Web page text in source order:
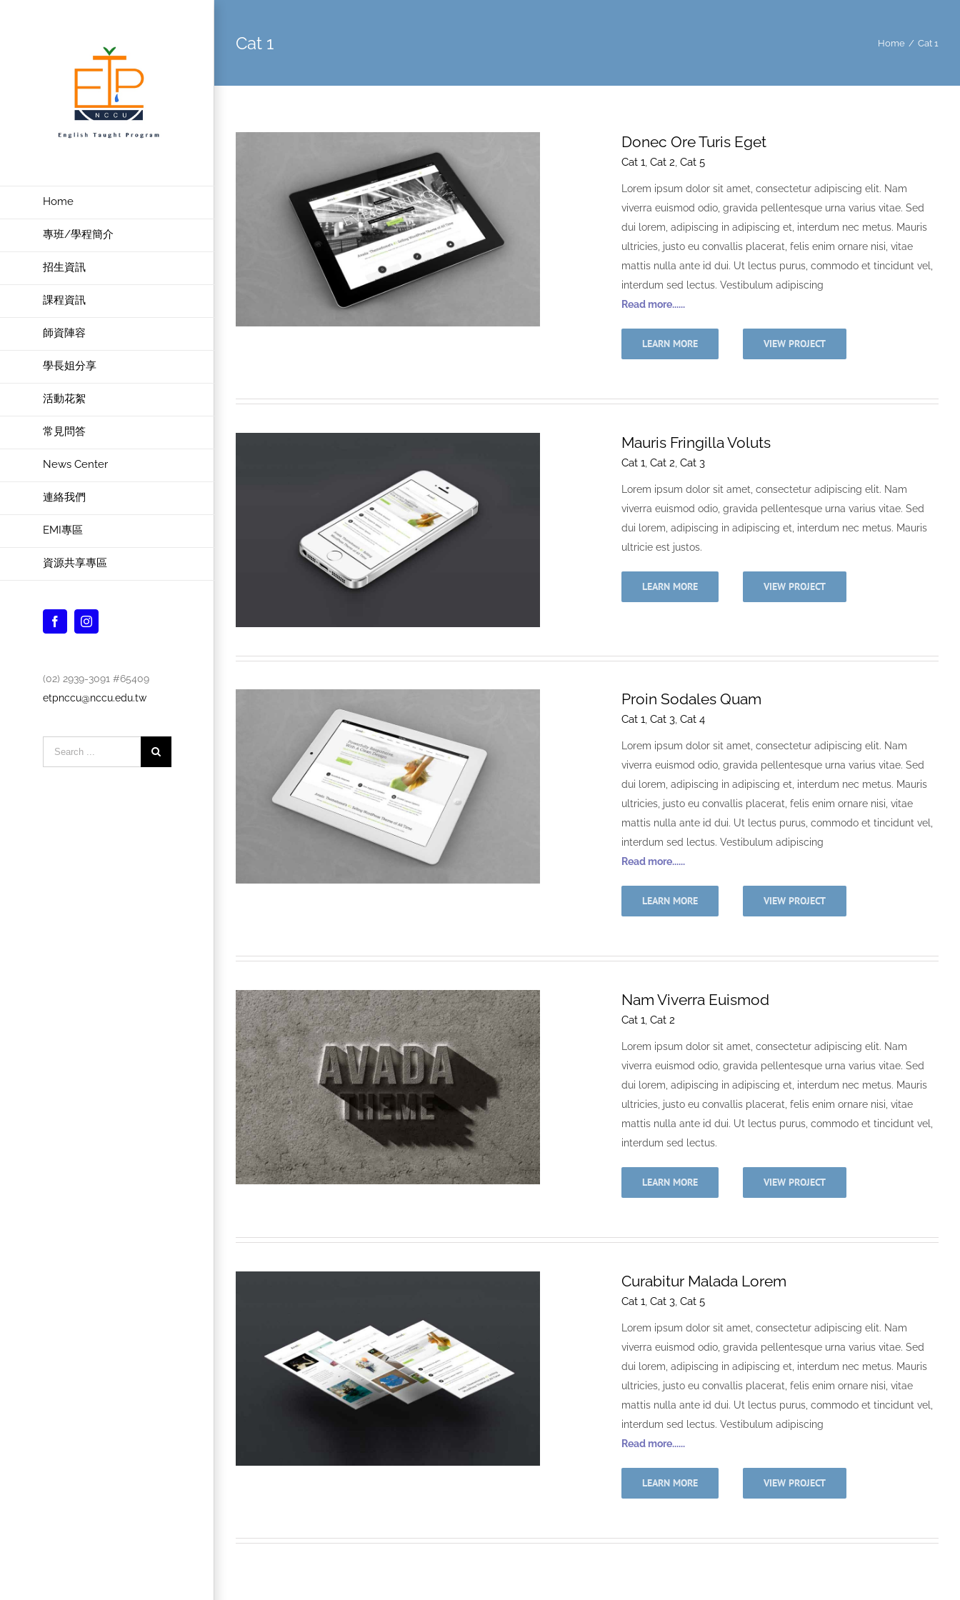
Home
專班/學程簡介
招生資訊
課程資訊
師資陣容
學長姐分享
活動花絮
常見問答
News Center
連絡我們
EMI專區
資源共享專區
FacebookInstagram
(02) 2939-3091 #65409
etpnccu@nccu.edu.tw
for:
Cat 1 Home / Cat 1
Donec Ore Turis Eget
Cat 1, Cat 2, Cat 5
Lorem ipsum dolor sit amet, consectetur adipiscing elit. Nam
viverra euismod odio, gravida pellentesque urna varius vitae. Sed
dui lorem, adipiscing in adipiscing et, interdum nec metus. Mauris
ultricies, justo eu convallis placerat, felis enim ornare nisi, vitae
mattis nulla ante id dui. Ut lectus purus, commodo et tincidunt vel,
interdum sed lectus. Vestibulum adipiscing
Read more......
LEARN MORE VIEW PROJECT
Mauris Fringilla Voluts
Cat 1, Cat 2, Cat 3
Lorem ipsum dolor sit amet, consectetur adipiscing elit. Nam
viverra euismod odio, gravida pellentesque urna varius vitae. Sed
dui lorem, adipiscing in adipiscing et, interdum nec metus. Mauris
ultricie est justos.
LEARN MORE VIEW PROJECT
Proin Sodales Quam
Cat 1, Cat 3, Cat 4
Lorem ipsum dolor sit amet, consectetur adipiscing elit. Nam
viverra euismod odio, gravida pellentesque urna varius vitae. Sed
dui lorem, adipiscing in adipiscing et, interdum nec metus. Mauris
ultricies, justo eu convallis placerat, felis enim ornare nisi, vitae
mattis nulla ante id dui. Ut lectus purus, commodo et tincidunt vel,
interdum sed lectus. Vestibulum adipiscing
Read more......
LEARN MORE VIEW PROJECT
Nam Viverra Euismod
Cat 1, Cat 2
Lorem ipsum dolor sit amet, consectetur adipiscing elit. Nam
viverra euismod odio, gravida pellentesque urna varius vitae. Sed
dui lorem, adipiscing in adipiscing et, interdum nec metus. Mauris
ultricies, justo eu convallis placerat, felis enim ornare nisi, vitae
mattis nulla ante id dui. Ut lectus purus, commodo et tincidunt vel,
interdum sed lectus.
LEARN MORE VIEW PROJECT
Curabitur Malada Lorem
Cat 1, Cat 3, Cat 5
Lorem ipsum dolor sit amet, consectetur adipiscing elit. Nam
viverra euismod odio, gravida pellentesque urna varius vitae. Sed
dui lorem, adipiscing in adipiscing et, interdum nec metus. Mauris
ultricies, justo eu convallis placerat, felis enim ornare nisi, vitae
mattis nulla ante id dui. Ut lectus purus, commodo et tincidunt vel,
interdum sed lectus. Vestibulum adipiscing
Read more......
LEARN MORE VIEW PROJECT